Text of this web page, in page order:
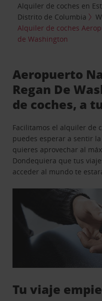
Alquiler de coches en
Distrito de Columbia
Alquiler de coches
de Washington
Aeropuerto
Regan De
de coches, a
Facilitamos el alquiler de
puedes esperar a sentir
quieres aprovechar al
Dondequiera que tus
acceder al mundo te
Tu viaje